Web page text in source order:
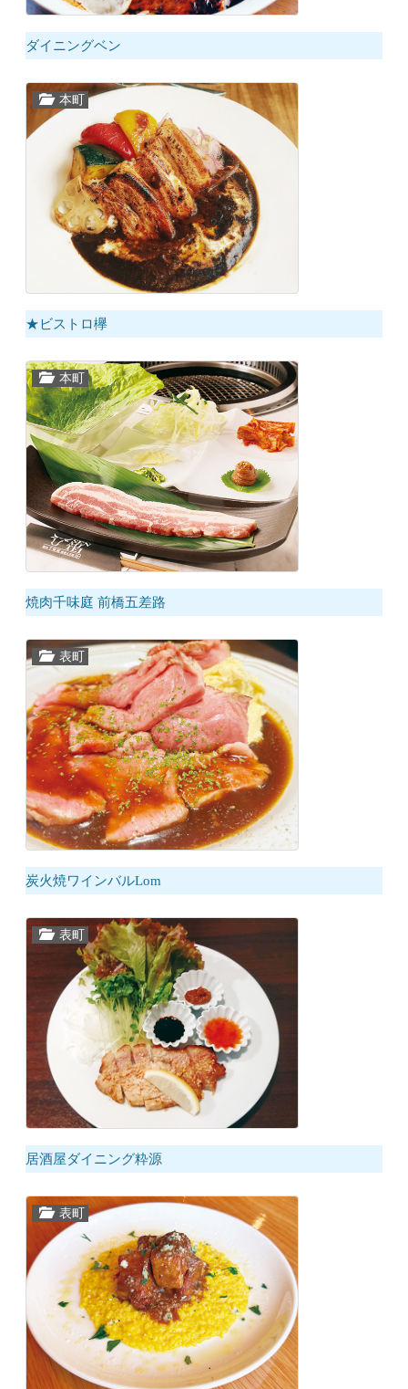
ダイニングベン
本町
★ビストロ欅
本町
焼肉千味庭 前橋五差路
表町
炭火焼ワインバルLom
表町
居酒屋ダイニング粋源
表町